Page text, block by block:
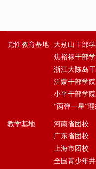
党性教育基地 大别山干部
焦裕禄干部
浙江大陈岛
沂蒙干部学院
小平干部学院
“两弹一星”
教学基地 河南省团校
广东省团校
上海市团校
全国青少年